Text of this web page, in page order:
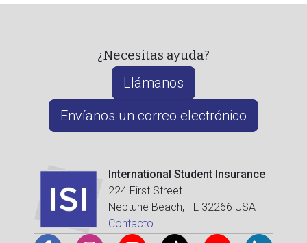
¿Necesitas ayuda?
Llámanos
Envíanos un correo electrónico
International Student Insurance
224 First Street
Neptune Beach, FL 32266 USA
Contacto